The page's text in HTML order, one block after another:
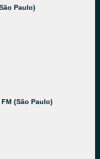
Paulo)
(São Paulo)